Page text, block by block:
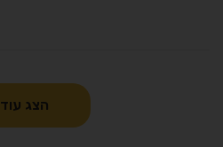
הצג עוד